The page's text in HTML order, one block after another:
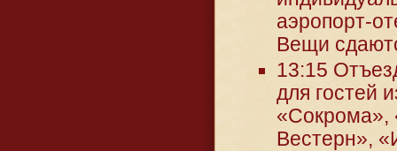
аэропорт-
Вещи
13:15
для гостей
«Сокрома»,
Вестерн»,